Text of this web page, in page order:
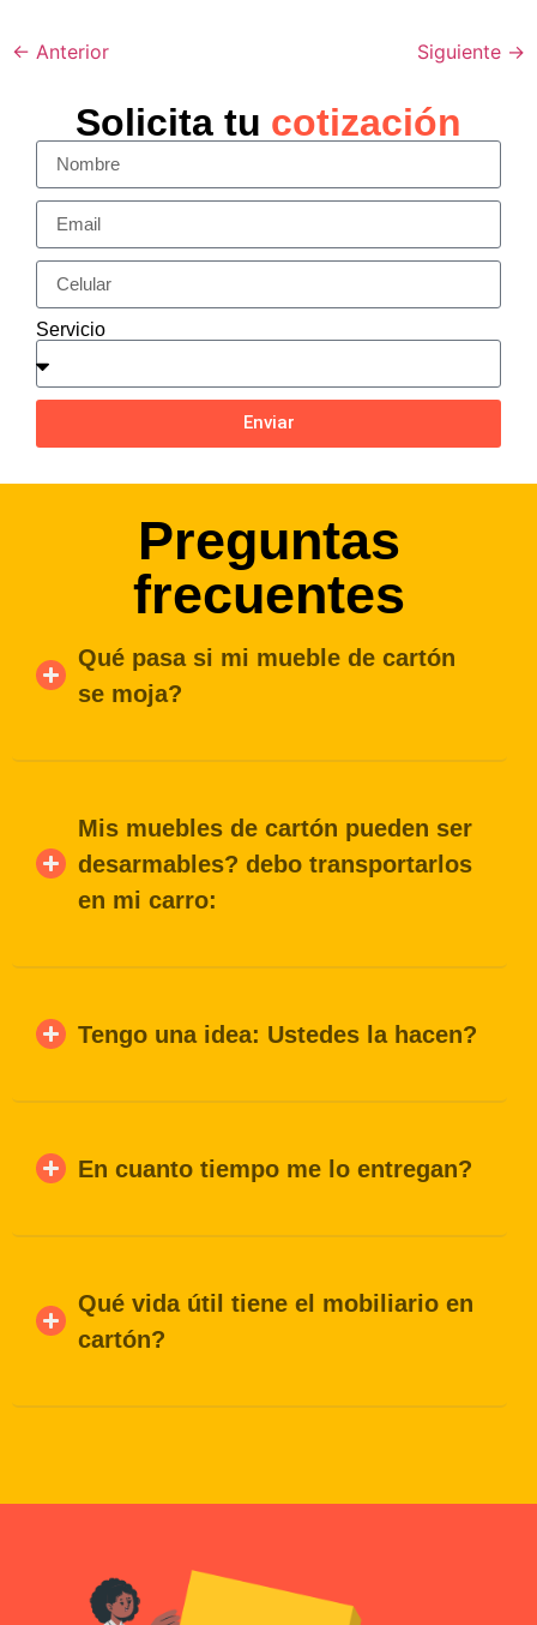
← Anterior Siguiente →
Solicita tu cotización
Servicio
Enviar
Preguntas
frecuentes
Qué pasa si mi mueble de cartón
se moja?
Mis muebles de cartón pueden ser
desarmables? debo transportarlos
en mi carro:
Tengo una idea: Ustedes la hacen?
En cuanto tiempo me lo entregan?
Qué vida útil tiene el mobiliario en
cartón?